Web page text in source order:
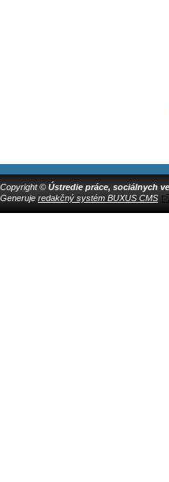
Copyright © Ústredie práce, sociálnych
Generuje redakčný systém BUXUS CMS